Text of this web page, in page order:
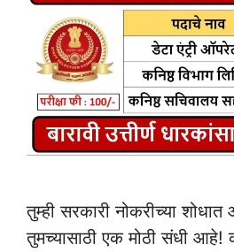
तुम्ही सरकारी नोकरीच्या
तुमच्यासाठी एक मोठी संधी आहे!